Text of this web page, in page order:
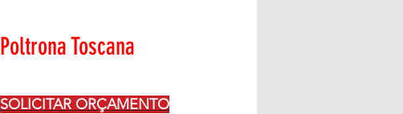
Poltrona Toscana
SOLICITAR ORÇAMENTO